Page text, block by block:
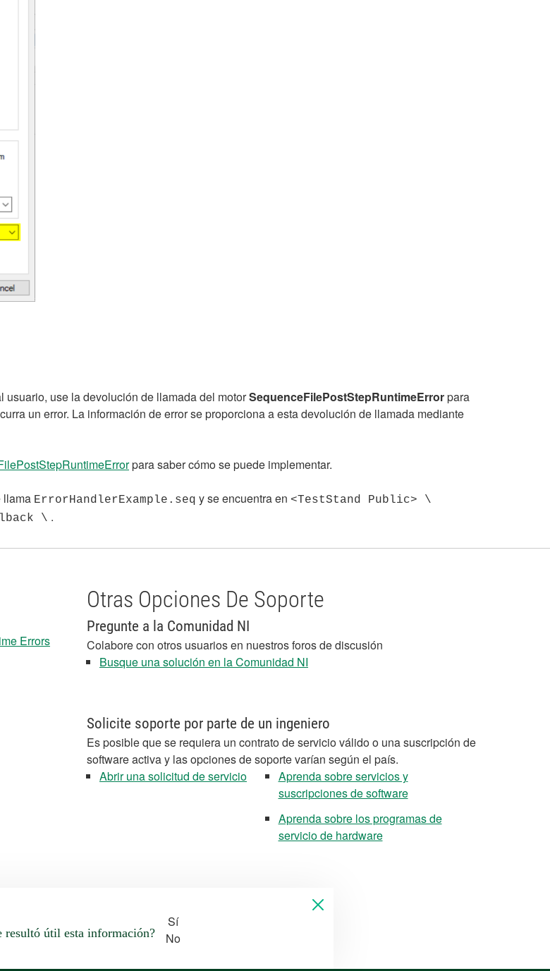
usuario, use la devolución de llamada del motorSequenceFilePostStepRuntimeErrorpara
un error. La información de error se proporciona a esta devolución de llamada mediante
para saber cómo se puede implementar.
llama ErrorHandlerExample.seq y se encuentra en <TestStand Public> \
\ .
Errors
Otras Opciones De Soporte
Pregunte a la Comunidad NI
Colabore con otros usuarios en nuestros foros de discusión
Busque una solución en la Comunidad NI
Solicite soporte por parte de un ingeniero
Es posible que se requiera un contrato de servicio válido o una suscripción de
software activa y las opciones de soporte varían según el país.
Abrir una solicitud de servicio
Aprenda sobre servicios y
suscripciones de software
Aprenda sobre los programas de
servicio de hardware
resultó útil esta información?
Sí
No